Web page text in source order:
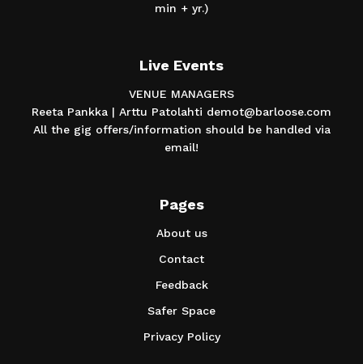
min + yr.)
Live Events
VENUE MANAGERS
Reeta Pankka | Arttu Patolahti demot@barloose.com
All the gig offers/information should be handled via
email!
Pages
About us
Contact
Feedback
Safer Space
Privacy Policy